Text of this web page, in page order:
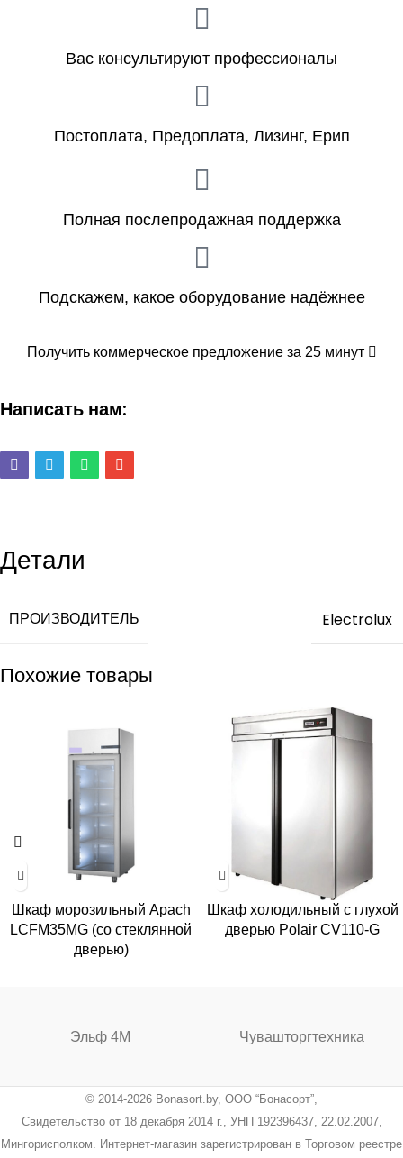
Вас консультируют профессионалы
Постоплата, Предоплата, Лизинг, Ерип
Полная послепродажная поддержка
Подскажем, какое оборудование надёжнее
Получить коммерческое предложение за 25 минут
Написать нам:
Детали
ПРОИЗВОДИТЕЛЬ Electrolux
Похожие товары
Шкаф морозильный Apach
LCFM35MG (со стеклянной
дверью)
Шкаф холодильный с глухой
дверью Polair CV110-G
Эльф 4М Чувашторгтехника
© 2014-2026 Bonasort.by, ООО “Бонасорт”,
Свидетельство от 18 декабря 2014 г., УНП 192396437, 22.02.2007,
Мингорисполком. Интернет-магазин зарегистрирован в Торговом реестре